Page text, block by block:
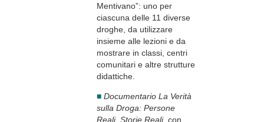
Mentivano”: uno per
ciascuna delle 11 diverse
droghe, da utilizzare
insieme alle lezioni e da
mostrare in classi, centri
comunitari e altre strutture
didattiche.
■ Documentario La Verità
sulla Droga: Persone
Reali, Storie Reali, con